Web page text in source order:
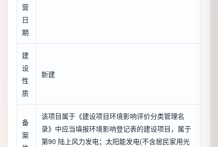
营
日
期
建
设
性
质
新建
备
案
该项目属于《建设项目环境影响评价分类管理名
录》中应当填报环境影响登记表的建设项目，属于
第90 陆上风力发电；太阳能发电(不含居民家用光